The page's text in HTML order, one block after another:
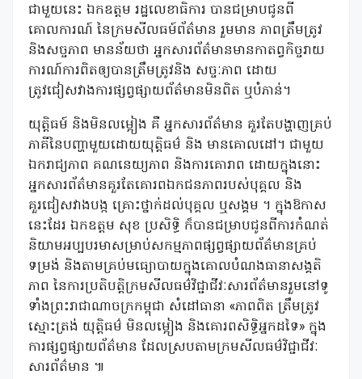
ជាមួយនេះ ឯកឧត្តម រដ្ឋលេខាធិការ បានជម្រាបជូនពី
គោលការណ៍ នៃក្រមសីលធម៍ព័ត៌មាន រួមមាន ភាពត្រឹមត្រូវ
និងសច្ចភាព មានន័យថា អ្នកសារព័ត៌មានមានកាតព្វកិច្ចរាយ
ការណ៍ការពិតឲ្យបានត្រឹមត្រូវនិង សច្ចៈភាព ដោយ
ត្រូវជៀសវាងការផ្សព្វផ្សាយព័ត៌មានមិនពិត ឬបំភាន់។
យុត្តិធម៍ និងមិនលម្អៀង គឺ អ្នកសារព័ត៌មាន គួរតែបង្ហាញគ្រប់
ភាគីនៃបញ្ហាមួយដោយយុត្តិធម៌ និង មានគោលដៅ។ ជាមួយ
ឯករាជ្យភាព គណនេយ្យភាព និងការគោរាព ដោយក្នុងនោះ
អ្នកសារព័ត៌មានគួរតែគោរពឯកជនភាពរបស់បុគ្គល និង
គួរជៀសវាងបង្ក គ្រោះថ្នាក់ដល់បុគ្គល ឬសង្គម ។ ក្នុងឱកាស
នេះដែរ ឯកឧត្តម សុខ ប្រសិទ្ធិ ក៏បានជម្រាបជូនពីការកំណត់
និយាមអប្បបរមាសម្រាប់សកម្មភាពផ្សព្វផ្សាយព័ត៌មានគ្រប់
ទម្រង់ និងតាមគ្រប់មធ្យោបាយក្នុងគោលបំណងធានាសង្គតិ
ភាព នៃការប្រតិបត្តិក្រមសីលធម៌វិជ្ជាជីវៈសារព័ត៌មានរួមនៅទូ
ទាំងព្រះរាជាណាចក្រកម្ពុជា សំដៅធានា «ភាពពិត ត្រឹមត្រូវ
ស្មោះត្រង់ យុត្តិធម៌ មិនលម្អៀង និងគោរពសិទ្ធិអ្នកដទៃ» ក្នុង
ការផ្សព្វផ្សាយព័ត៌មាន ដែលស្របតាមក្រមសីលធម៌វិជ្ជាជីវៈ
សារព័ត៌មាន ៕